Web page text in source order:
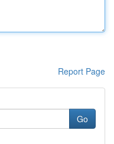
Report Page
Go